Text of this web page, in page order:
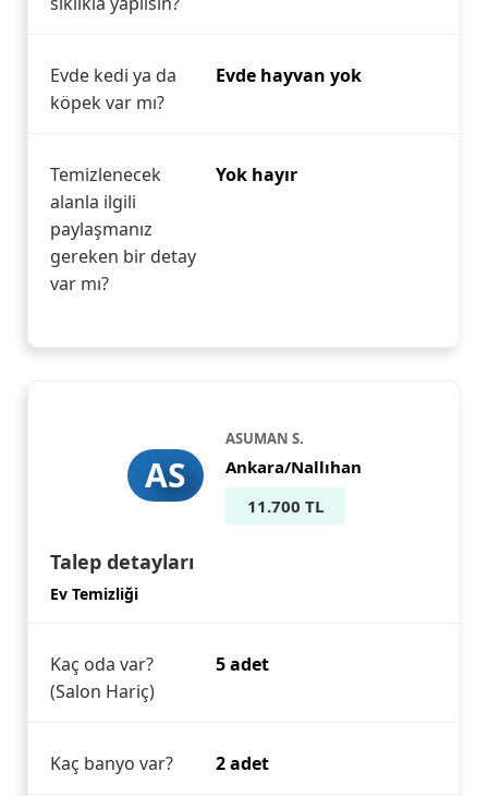
Evde kedi ya da
köpek var mı?
Evde hayvan yok
Temizlenecek
alanla ilgili
paylaşmanız
gereken bir detay
var mı?
Yok hayır
AS
ASUMAN S.
Ankara/Nallıhan
11.700 TL
Talep detayları
Ev Temizliği
Kaç oda var?
(Salon Hariç)
5 adet
Kaç banyo var? 2 adet